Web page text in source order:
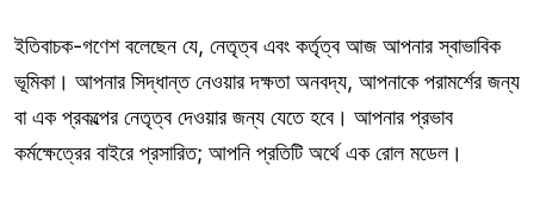
ইতিবাচক-গণেশ বলেছেন যে, নেতৃত্ব এবং কর্তৃত্ব আজ আপনার স্বাভাবিক
ভূমিকা। আপনার সিদ্ধান্ত নেওয়ার দক্ষতা অনবদ্য, আপনাকে পরামর্শের জন্য
বা এক প্রকল্পের নেতৃত্ব দেওয়ার জন্য যেতে হবে। আপনার প্রভাব
কর্মক্ষেত্রের বাইরে প্রসারিত; আপনি প্রতিটি অর্থে এক রোল মডেল।